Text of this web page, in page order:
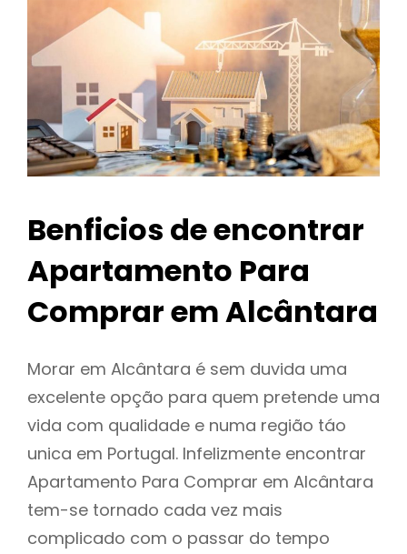
Benficios de encontrar
Apartamento Para
Comprar em Alcântara
Morar em Alcântara é sem duvida uma
excelente opção para quem pretende uma
vida com qualidade e numa região táo
unica em Portugal. Infelizmente encontrar
Apartamento Para Comprar em Alcântara
tem-se tornado cada vez mais
complicado com o passar do tempo